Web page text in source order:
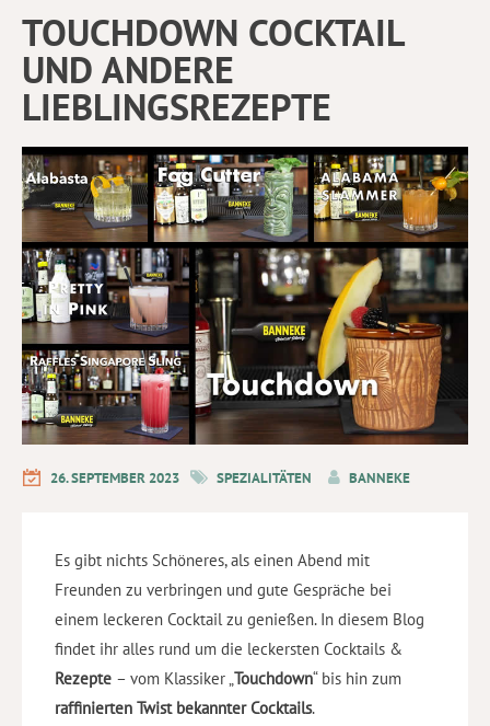
TOUCHDOWN COCKTAIL
UND ANDERE
LIEBLINGSREZEPTE
26. SEPTEMBER 2023 SPEZIALITÄTEN BANNEKE
Es gibt nichts Schöneres, als einen Abend mit
Freunden zu verbringen und gute Gespräche bei
einem leckeren Cocktail zu genießen. In diesem Blog
findet ihr alles rund um die leckersten Cocktails &
Rezepte – vom Klassiker „ Touchdown“ bis hin zum
raffinierten Twist bekannter Cocktails.